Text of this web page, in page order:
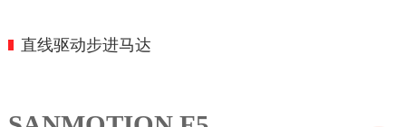
直线驱动步进马达